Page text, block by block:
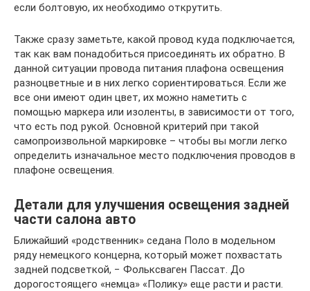
если болтовую, их необходимо открутить.
Также сразу заметьте, какой провод куда подключается,
так как вам понадобиться присоединять их обратно. В
данной ситуации провода питания плафона освещения
разноцветные и в них легко сориентироваться. Если же
все они имеют один цвет, их можно наметить с
помощью маркера или изоленты, в зависимости от того,
что есть под рукой. Основной критерий при такой
самопроизвольной маркировке – чтобы вы могли легко
определить изначальное место подключения проводов в
плафоне освещения.
Детали для улучшения освещения задней
части салона авто
Ближайший «родственник» седана Поло в модельном
ряду немецкого концерна, который может похвастать
задней подсветкой, − Фольксваген Пассат. До
дорогостоящего «немца» «Полику» еще расти и расти.